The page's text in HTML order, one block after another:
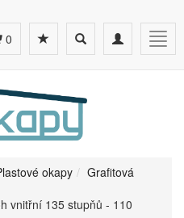
Toggle
navigation
Toggle
search
0
okapy
Grafitová
vnitřní 135 stupňů - 110